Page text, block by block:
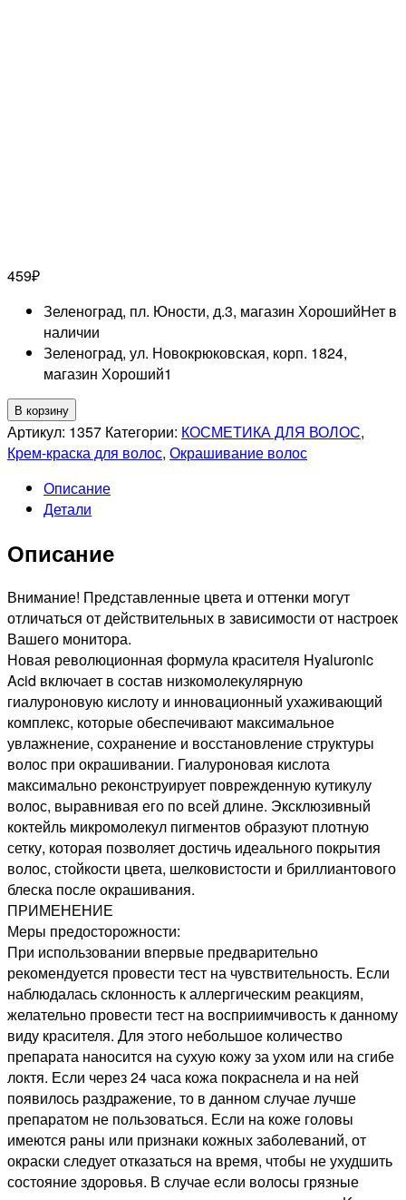
459₽
Зеленоград, пл. Юности, д.3, магазин ХорошийНет в
наличии
Зеленоград, ул. Новокрюковская, корп. 1824,
магазин Хороший1
Количество
товара
KAPOUS
4.18
HYALURONIK
СТОЙКАЯ
КРАСКА
ДЛЯ
ВОЛОС
КОРИЧНЕВЫЙ
ЛАКРИЧНЫЙ,
100мл
В корзину
Артикул: 1357 Категории: КОСМЕТИКА ДЛЯ ВОЛОС,
Крем-краска для волос, Окрашивание волос
Описание
Детали
Описание
Внимание! Представленные цвета и оттенки могут
отличаться от действительных в зависимости от настроек
Вашего монитора.
Новая революционная формула красителя Hyaluronic
Acid включает в состав низкомолекулярную
гиалуроновую кислоту и инновационный ухаживающий
комплекс, которые обеспечивают максимальное
увлажнение, сохранение и восстановление структуры
волос при окрашивании. Гиалуроновая кислота
максимально реконструирует поврежденную кутикулу
волос, выравнивая его по всей длине. Эксклюзивный
коктейль микромолекул пигментов образуют плотную
сетку, которая позволяет достичь идеального покрытия
волос, стойкости цвета, шелковистости и бриллиантового
блеска после окрашивания.
ПРИМЕНЕНИЕ
Меры предосторожности:
При использовании впервые предварительно
рекомендуется провести тест на чувствительность. Если
наблюдалась склонность к аллергическим реакциям,
желательно провести тест на восприимчивость к данному
виду красителя. Для этого небольшое количество
препарата наносится на сухую кожу за ухом или на сгибе
локтя. Если через 24 часа кожа покраснела и на ней
появилось раздражение, то в данном случае лучше
препаратом не пользоваться. Если на коже головы
имеются раны или признаки кожных заболеваний, от
окраски следует отказаться на время, чтобы не ухудшить
состояние здоровья. В случае если волосы грязные